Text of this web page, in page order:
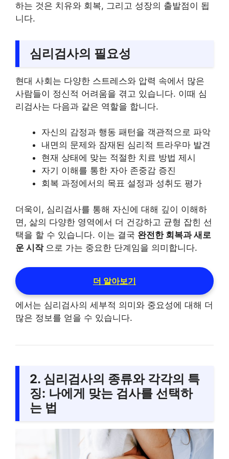
하는 것은 치유와 회복, 그리고 성장의 출발점이 됩
니다.
심리검사의 필요성
현대 사회는 다양한 스트레스와 압력 속에서 많은
사람들이 정신적 어려움을 겪고 있습니다. 이때 심
리검사는 다음과 같은 역할을 합니다.
자신의 감정과 행동 패턴을 객관적으로 파악
내면의 문제와 잠재된 심리적 트라우마 발견
현재 상태에 맞는 적절한 치료 방법 제시
자기 이해를 통한 자아 존중감 증진
회복 과정에서의 목표 설정과 성취도 평가
더욱이, 심리검사를 통해 자신에 대해 깊이 이해하
면, 삶의 다양한 영역에서 더 건강하고 균형 잡힌 선
택을 할 수 있습니다. 이는 결국 완전한 회복과 새로
운 시작 으로 가는 중요한 단계임을 의미합니다.
더 알아보기
에서는 심리검사의 세부적 의미와 중요성에 대해 더
많은 정보를 얻을 수 있습니다.
2. 심리검사의 종류와 각각의 특
징: 나에게 맞는 검사를 선택하
는 법